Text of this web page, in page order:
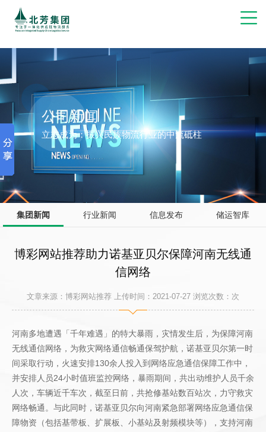
博彩网站推荐
公司新闻
立志成为：振兴民族物流行业的中流砥柱
集团新闻 行业新闻 信息发布 储运智库
博彩网站推荐助力诺基亚贝尔保障河南无线通
信网络
文章来源：博彩网站推荐 上传时间：2021-07-27 浏览次数： 次
河南多地遭遇「千年难遇」的特大暴雨，灾情发生后，为保障河南
无线通信网络，为救灾网络通信畅通保驾护航，诺基亚贝尔第一时
间采取行动，火速安排130余人投入到网络应急通信保障工作中，
并安排人员24小时值班监控网络，暴雨期间，共出动维护人员千余
人次，车辆近千车次，截至日前，共抢修基站数百站次，力守救灾
网络畅通。与此同时，诺基亚贝尔向河南紧急部署网络应急通信保
障物资（包括基带板、扩展板、小基站及射频模块等），支持河南